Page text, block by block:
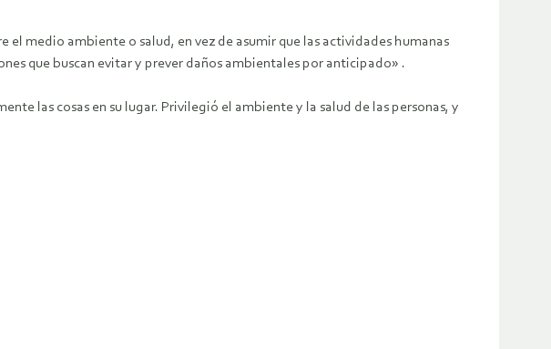
medio ambiente o salud, en vez de asumir que las actividades humanas
que buscan evitar y prever daños ambientales por anticipado» .
las cosas en su lugar. Privilegió el ambiente y la salud de las personas, y